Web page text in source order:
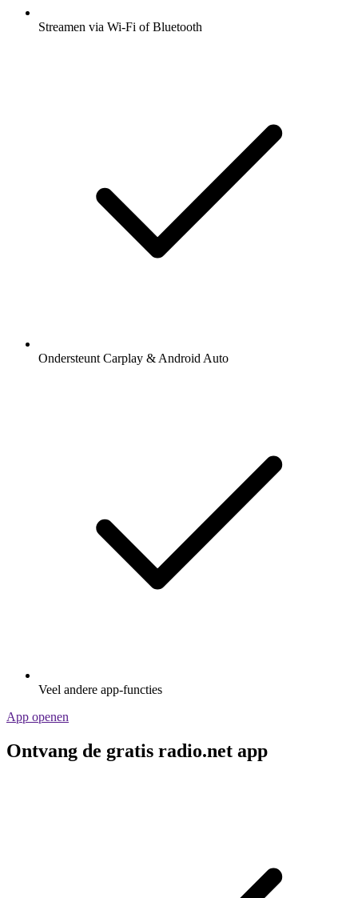
Streamen via Wi-Fi of Bluetooth
Ondersteunt Carplay & Android Auto
Veel andere app-functies
App openen
Ontvang de gratis radio.net app